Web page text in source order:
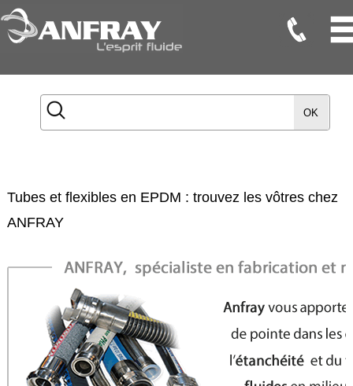
Flexibles
Onduleux
Gaines
Accessoires
Maintenance
Etanchéité
Feuilles
/
OK
Tubes et flexibles en EPDM : trouvez les vôtres chez
ANFRAY